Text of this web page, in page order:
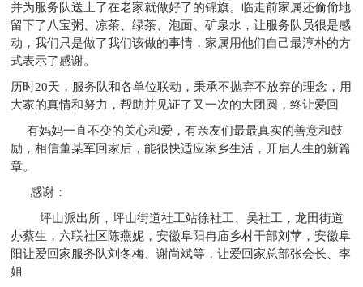
并为服务队送上了在老家就做好了的锦旗。临走前家属还偷偷地
留下了八宝粥、凉茶、绿茶、泡面、矿泉水，让服务队员很是感
动，我们只是做了我们该做的事情，家属用他们自己最淳朴的方
式表示了感谢。
历时20天，服务队和各单位联动，秉承不抛弃不放弃的理念，用
大家的真情和努力，帮助并见证了又一次的大团圆，终让爱回
有妈妈一直不变的关心和爱，有亲友们最最真实的善意和鼓
励，相信董某军回家后，能很快适应家乡生活，开启人生的新篇
章。
感谢：
坪山派出所，坪山街道社工站徐社工、吴社工，龙田街道
办蔡生，六联社区陈燕妮，安徽阜阳冉庙乡村干部刘苹，安徽阜
阳让爱回家服务队刘冬梅、谢尚斌等，让爱回家总部张会长、李
姐